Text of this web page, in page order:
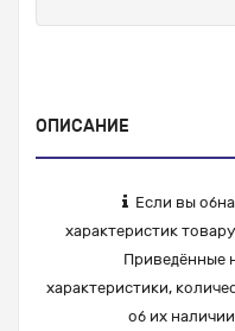
ОПИСАНИЕ
Если вы
характеристик
Приведённые
характеристики,
об их